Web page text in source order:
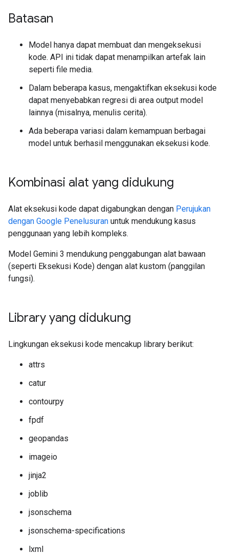
Batasan
Model hanya dapat membuat dan mengeksekusi
kode. API ini tidak dapat menampilkan artefak lain
seperti file media.
Dalam beberapa kasus, mengaktifkan eksekusi kode
dapat menyebabkan regresi di area output model
lainnya (misalnya, menulis cerita).
Ada beberapa variasi dalam kemampuan berbagai
model untuk berhasil menggunakan eksekusi kode.
Kombinasi alat yang didukung
Alat eksekusi kode dapat digabungkan dengan Perujukan
dengan Google Penelusuran untuk mendukung kasus
penggunaan yang lebih kompleks.
Model Gemini 3 mendukung penggabungan alat bawaan
(seperti Eksekusi Kode) dengan alat kustom (panggilan
fungsi).
Library yang didukung
Lingkungan eksekusi kode mencakup library berikut:
attrs
catur
contourpy
fpdf
geopandas
imageio
jinja2
joblib
jsonschema
jsonschema-specifications
lxml